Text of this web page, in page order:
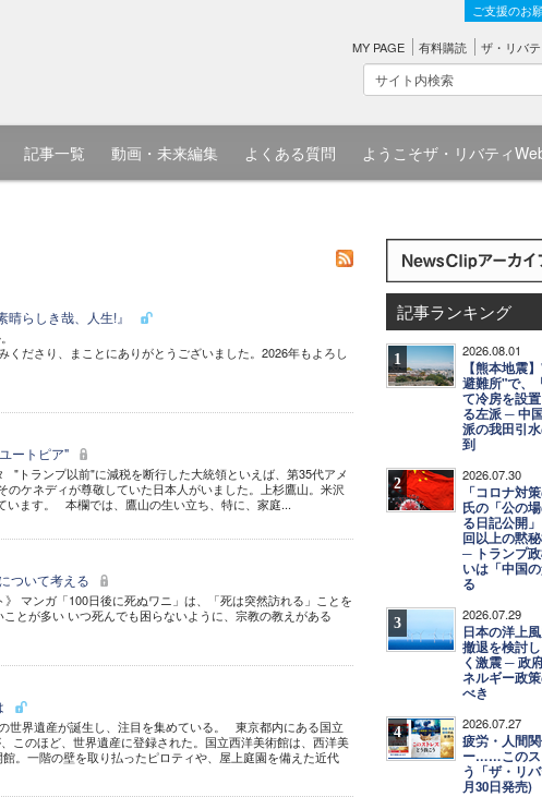
ご支援のお
MY PAGE 有料購読 ザ・リバ
記事一覧 動画・未来編集 よくある質問 ようこそザ・リバティ
らしき哉、人生!』
ださり、まことにありがとうございました。2026年もよろし
ートピア"
トランプ以前"に減税を断行した大統領といえば、第35代アメ
ケネディが尊敬していた日本人がいました。上杉鷹山。米沢
います。 本欄では、鷹山の生い立ち、特に、家庭...
ついて考える
マンガ「100日後に死ぬワニ」は、「死は突然訪れる」ことを
とが多い いつ死んでも困らないように、宗教の教えがある
界遺産が誕生し、注目を集めている。 東京都内にある国立
このほど、世界遺産に登録された。国立西洋美術館は、西洋美
。一階の壁を取り払ったピロティや、屋上庭園を備えた近代
記事ランキング
1 2026.08.01
【熊本地震
避難所"で、
て冷房を設
る左派 ─ 中
派の我田引
到
2 2026.07.30
「コロナ対
氏の「公の
る日記公開
回以上の黙
─ トランプ
いは「中国
る
3 2026.07.29
日本の洋上
撤退を検討
く激震 ─ 政
ネルギー政
べき
4 2026.07.27
疲労・人間
ー……このス
う「ザ・リ
月30日発売)